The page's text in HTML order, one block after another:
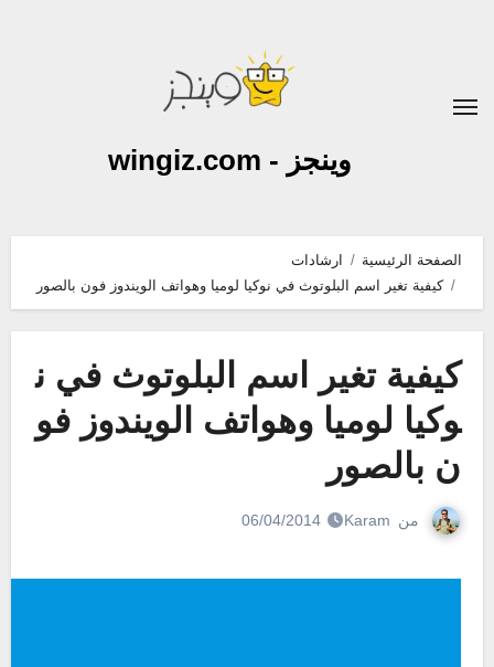
وينجز - wingiz.com
الصفحة الرئيسية
ارشادات
كيفية تغير اسم البلوتوث في نوكيا لوميا وهواتف الويندوز فون بالصور
كيفية تغير اسم البلوتوث في ن
وكيا لوميا وهواتف الويندوز فو
ن بالصور
من Karam
06/04/2014